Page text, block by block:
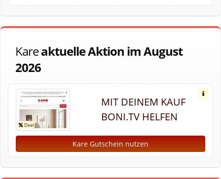
Kareaktuelle Aktion im August
2026
MIT DEINEM KAUF
BONI.TV HELFEN
Kare Gutschein nutzen